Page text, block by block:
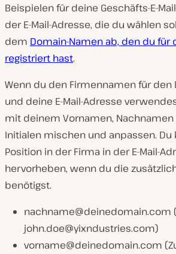
Beispielen für deine Geschäfts-E-
der E-Mail-Adresse, die du wählen
dem Domain-Namen ab, den du
registriert hast.
Wenn du den Firmennamen für den
und deine E-Mail-Adresse
mit deinem Vornamen,
Initialen mischen und anpassen. Du
Position in der Firma in der E-Mail-
hervorheben, wenn du die
benötigst.
nachname@deinedomain.com
john.doe@yixndustries.com)
vorname@deinedomain.com